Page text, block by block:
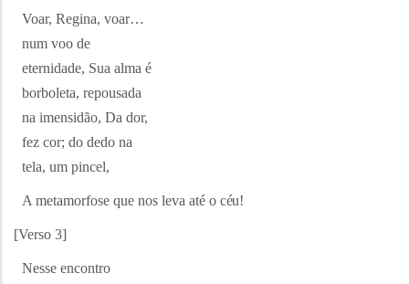
Voar, Regina, voar…
num voo de
eternidade, Sua alma é
borboleta, repousada
na imensidão, Da dor,
fez cor; do dedo na
tela, um pincel,
A metamorfose que nos leva até o céu!
[Verso 3]
Nesse encontro